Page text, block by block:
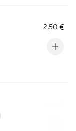
2,50 €